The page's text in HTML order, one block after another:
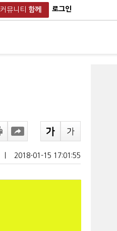
커뮤니티 함께 로그인
2018-01-15 17:01:55